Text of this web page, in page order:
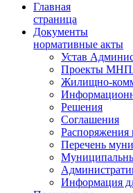
Главная
страница
Документы
нормативные акты
Устав
Проекты
Жилищно-
Решения
Соглашения
Распоряжения
Перечень
Информация